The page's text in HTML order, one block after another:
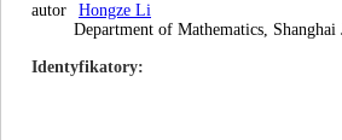
autor
Hongze Li
Department of Mathematics,
Identyfikatory